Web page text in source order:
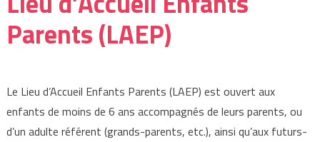
Parents (LAEP)
Le Lieu d’Accueil Enfants Parents (LAEP) est ouvert aux
enfants de moins de 6 ans accompagnés de leurs parents, ou
d’un adulte référent (grands-parents, etc.), ainsi qu’aux futurs-